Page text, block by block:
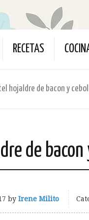
RECETAS
hojaldre de bacon y
de bacon
by Irene Milito